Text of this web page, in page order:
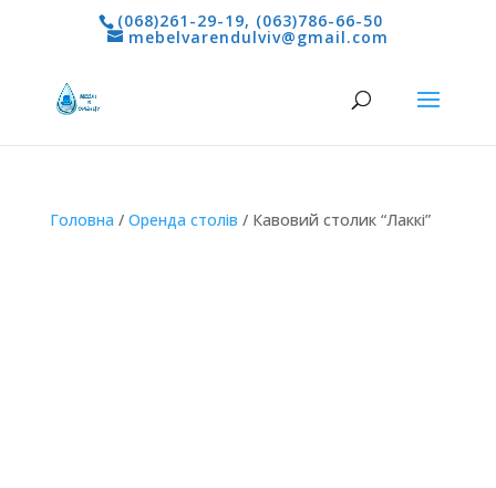
(068)261-29-19, (063)786-66-50
mebelvarendulviv@gmail.com
Головна / Оренда столів / Кавовий столик “Лаккі”